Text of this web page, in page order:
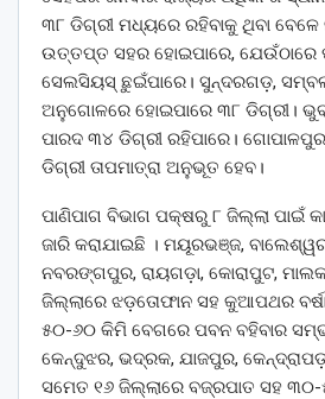
୩୮ ଡିଗ୍ରୀ ମଧ୍ୟରେ ରହିବାକୁ ଥିବା
ଉତ୍ତପ୍ତ ସହର ହୋଇପାରେ, ଯେଉଁଠାରେ
ସେଲସିୟସ୍ ଛୁଇଁପାରେ। ସୁନ୍ଦରଗଡ଼,
ଅନୁଗୋଳରେ ହୋଇପାରେ ୩୮ ଡିଗ୍ରୀ।
ପାରଦ ୩୪ ଡିଗ୍ରୀ ରହିପାରେ।
ଡିଗ୍ରୀ ତାପମାତ୍ରା ଅନୁଭୂତ ହେବ।
ପାଣିପାଗ ବିଭାଗ ପକ୍ଷରୁ ୮ ଜିଲ୍ଲା ପାଇଁ
ଜାରି କରାଯାଇଛି । ମୟୂରଭଞ୍ଜ,
ନବରଙ୍ଗପୁର, ରାୟଗଡ଼ା, କୋରାପୁଟ,
ଜିଲ୍ଲାରେ ଝଡ଼ତୋଫାନ ସହ କୁଆପଥର
୫୦-୬୦ କିମି ବେଗରେ ପବନ ବହିବାର
କେନ୍ଦୁଝର, ଭଦ୍ରକ, ଯାଜପୁର,
ସମେତ ୧୬ ଜିଲ୍ଲାରେ ବଜ୍ରପାତ ସହ